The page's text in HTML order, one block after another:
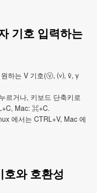
기호 입력하는
원하는 V 기호(ⓥ, ⒱, ṽ, ṿ
르거나, 키보드 단축키로
Mac: ⌘+C.
에서는 CTRL+V, Mac 에
와 호환성